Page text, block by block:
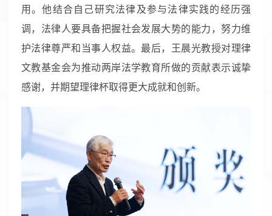
用。他结合自己研究法律及参与法律实践的经历强
调，法律人要具备把握社会发展大势的能力，努力维
护法律尊严和当事人权益。最后，王晨光教授对理律
文教基金会为推动两岸法学教育所做的贡献表示诚挚
感谢，并期望理律杯取得更大成就和创新。